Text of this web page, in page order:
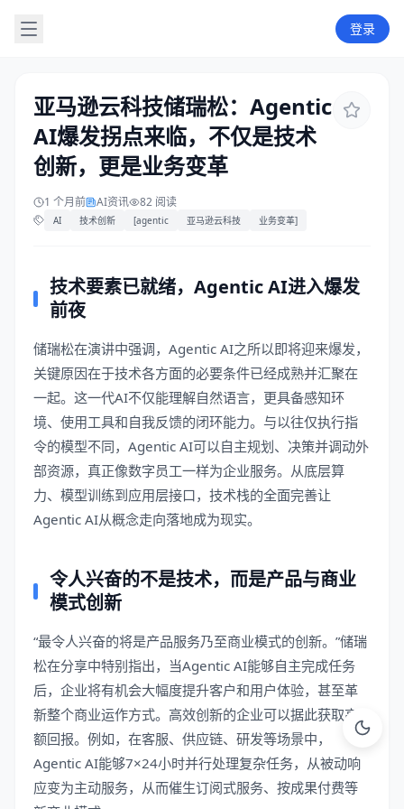
登录
亚马逊云科技储瑞松：Agentic
AI爆发拐点来临，不仅是技术
创新，更是业务变革
1 个月前 AI资讯 82 阅读
AI 技术创新 [agentic 亚马逊云科技 业务变革]
技术要素已就绪，Agentic AI进入爆发
前夜
储瑞松在演讲中强调，Agentic AI之所以即将迎来爆发，
关键原因在于技术各方面的必要条件已经成熟并汇聚在
一起。这一代AI不仅能理解自然语言，更具备感知环
境、使用工具和自我反馈的闭环能力。与以往仅执行指
令的模型不同，Agentic AI可以自主规划、决策并调动外
部资源，真正像数字员工一样为企业服务。从底层算
力、模型训练到应用层接口，技术栈的全面完善让
Agentic AI从概念走向落地成为现实。
令人兴奋的不是技术，而是产品与商业
模式创新
“最令人兴奋的将是产品服务乃至商业模式的创新。”储瑞
松在分享中特别指出，当Agentic AI能够自主完成任务
后，企业将有机会大幅度提升客户和用户体验，甚至革
新整个商业运作方式。高效创新的企业可以据此获取高
额回报。例如，在客服、供应链、研发等场景中，
Agentic AI能够7×24小时并行处理复杂任务，从被动响
应变为主动服务，从而催生订阅式服务、按成果付费等